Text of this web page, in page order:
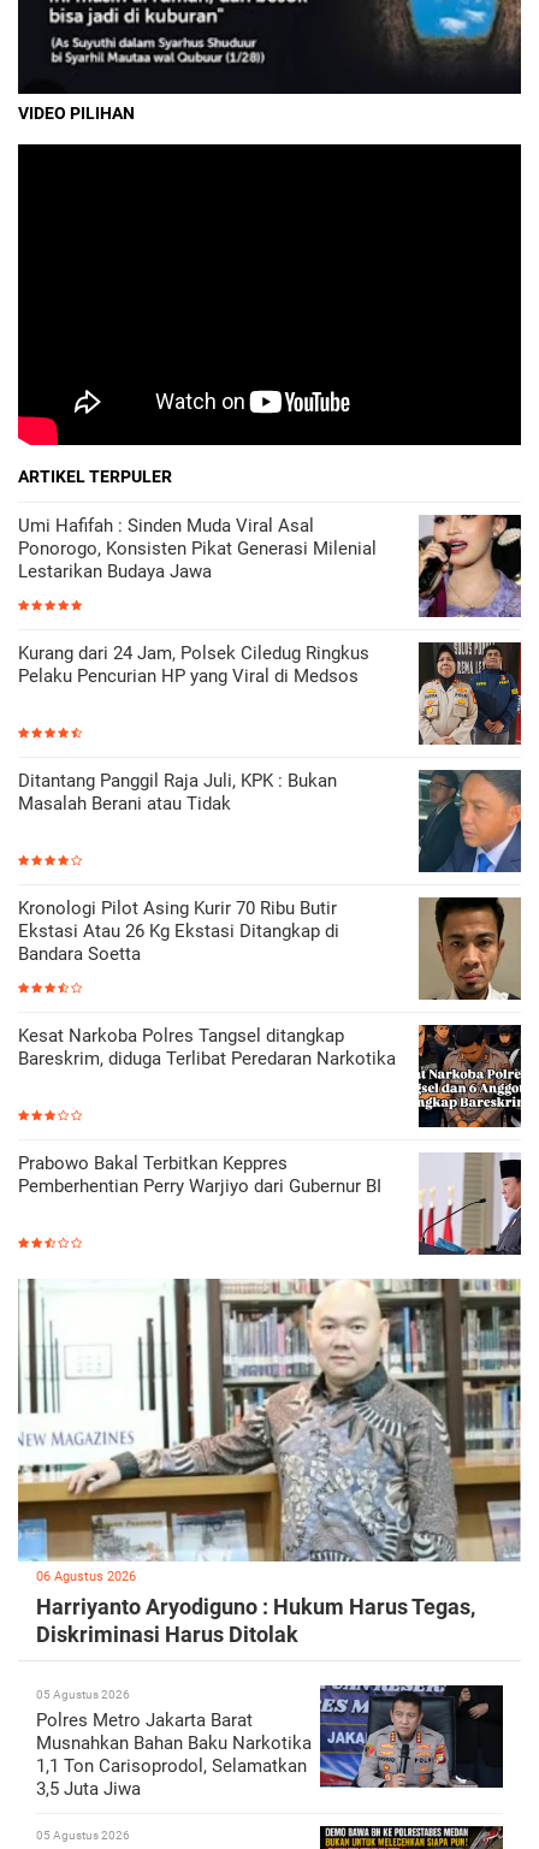
VIDEO PILIHAN
ARTIKEL TERPULER
Umi Hafifah : Sinden Muda Viral Asal
Ponorogo, Konsisten Pikat Generasi Milenial
Lestarikan Budaya Jawa
Kurang dari 24 Jam, Polsek Ciledug Ringkus
Pelaku Pencurian HP yang Viral di Medsos
Ditantang Panggil Raja Juli, KPK : Bukan
Masalah Berani atau Tidak
Kronologi Pilot Asing Kurir 70 Ribu Butir
Ekstasi Atau 26 Kg Ekstasi Ditangkap di
Bandara Soetta
Kesat Narkoba Polres Tangsel ditangkap
Bareskrim, diduga Terlibat Peredaran Narkotika
Prabowo Bakal Terbitkan Keppres
Pemberhentian Perry Warjiyo dari Gubernur BI
06 Agustus 2026
Harriyanto Aryodiguno : Hukum Harus Tegas,
Diskriminasi Harus Ditolak
05 Agustus 2026
Polres Metro Jakarta Barat
Musnahkan Bahan Baku Narkotika
1,1 Ton Carisoprodol, Selamatkan
3,5 Juta Jiwa
05 Agustus 2026